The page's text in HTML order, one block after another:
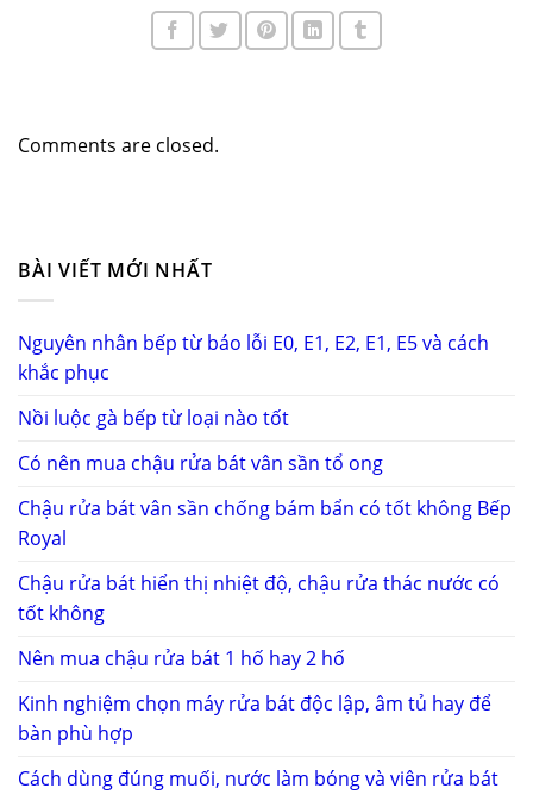
Comments are closed.
BÀI VIẾT MỚI NHẤT
Nguyên nhân bếp từ báo lỗi E0, E1, E2, E1, E5 và cách
khắc phục
Nồi luộc gà bếp từ loại nào tốt
Có nên mua chậu rửa bát vân sần tổ ong
Chậu rửa bát vân sần chống bám bẩn có tốt không Bếp
Royal
Chậu rửa bát hiển thị nhiệt độ, chậu rửa thác nước có
tốt không
Nên mua chậu rửa bát 1 hố hay 2 hố
Kinh nghiệm chọn máy rửa bát độc lập, âm tủ hay để
bàn phù hợp
Cách dùng đúng muối, nước làm bóng và viên rửa bát